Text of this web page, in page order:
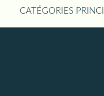
CATÉGORIES